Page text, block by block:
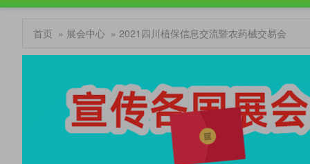
首页 » 展会中心 » 2021四川植保信息交流暨农药械交易会